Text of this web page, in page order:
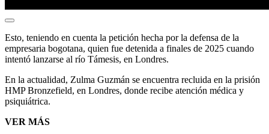
Esto, teniendo en cuenta la petición hecha por la defensa de la
empresaria bogotana, quien fue detenida a finales de 2025 cuando
intentó lanzarse al río Támesis, en Londres.
En la actualidad, Zulma Guzmán se encuentra recluida en la prisión
HMP Bronzefield, en Londres, donde recibe atención médica y
psiquiátrica.
VER MÁS